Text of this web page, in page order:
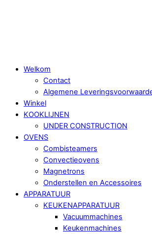
Welkom
Contact
Algemene
Winkel
KOOKLIJNEN
UNDER CONSTRUCTION
OVENS
Combisteamers
Convectieovens
Magnetrons
Onderstellen en Accessoires
APPARATUUR
KEUKENAPPARATUUR
Vacuummachines
Keukenmachines